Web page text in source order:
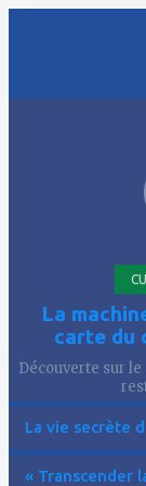
La
carte du
Découverte sur
La vie secrète
« Transcender